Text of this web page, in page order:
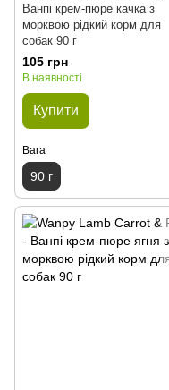
Ванпі крем-пюре качка з
морквою рідкий корм для
собак 90 г
105 грн
В наявності
Купити
Вага
90 г